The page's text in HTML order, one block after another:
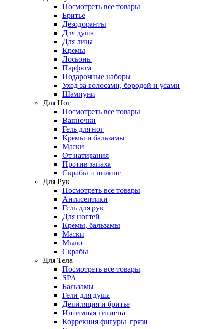
Посмотреть все товары
Бритье
Дезодоранты
Для душа
Для лица
Кремы
Лосьоны
Парфюм
Подарочные наборы
Уход за волосами, бородой и усами
Шампуни
Для Ног
Посмотреть все товары
Ванночки
Гель для ног
Кремы и бальзамы
Маски
От натирания
Против запаха
Скрабы и пилинг
Для Рук
Посмотреть все товары
Антисептики
Гель для рук
Для ногтей
Кремы, бальзамы
Маски
Мыло
Скрабы
Для Тела
Посмотреть все товары
SPA
Бальзамы
Гели для душа
Депиляция и бритье
Интимная гигиена
Коррекция фигуры, грязи